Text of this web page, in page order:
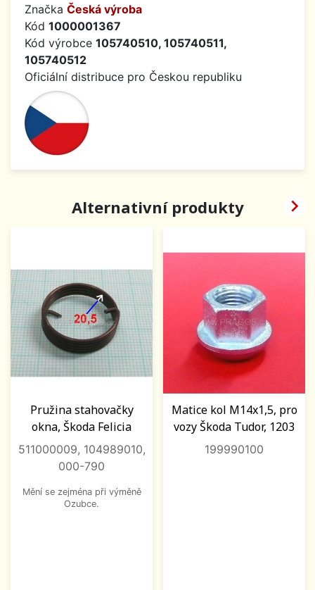
Značka Česká výroba
Kód 1000001367
Kód výrobce 105740510, 105740511,
105740512
Oficiální distribuce pro Českou republiku
Alternativní produkty
Pružina stahovačky
okna, Škoda Felicia
511000009, 104989010,
000-790
Mění se zejména při výměně
Ozubce.
Matice kol M14x1,5, pro
vozy Škoda Tudor, 1203
199990100
